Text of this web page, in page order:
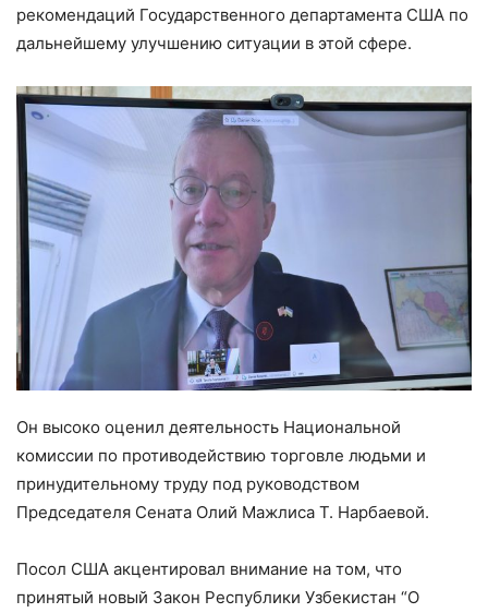
рекомендаций Государственного департамента США по
дальнейшему улучшению ситуации в этой сфере.
Он высоко оценил деятельность Национальной
комиссии по противодействию торговле людьми и
принудительному труду под руководством
Председателя Сената Олий Мажлиса Т. Нарбаевой.
Посол США акцентировал внимание на том, что
принятый новый Закон Республики Узбекистан “О